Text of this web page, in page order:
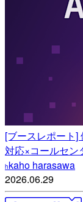
[ブースレポート]
対応×コールセン
hkaho harasawa
2026.06.29